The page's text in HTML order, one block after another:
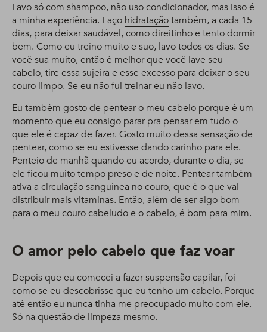
Lavo só com shampoo, não uso condicionador, mas isso é
a minha experiência. Faço hidrataçãotambém, a cada 15
dias, para deixar saudável, como direitinho e tento dormir
bem. Como eu treino muito e suo, lavo todos os dias. Se
você sua muito, então é melhor que você lave seu
cabelo, tire essa sujeira e esse excesso para deixar o seu
couro limpo. Se eu não fui treinar eu não lavo.
Eu também gosto de pentear o meu cabelo porque é um
momento que eu consigo parar pra pensar em tudo o
que ele é capaz de fazer. Gosto muito dessa sensação de
pentear, como se eu estivesse dando carinho para ele.
Penteio de manhã quando eu acordo, durante o dia, se
ele ficou muito tempo preso e de noite. Pentear também
ativa a circulação sanguínea no couro, que é o que vai
distribuir mais vitaminas. Então, além de ser algo bom
para o meu couro cabeludo e o cabelo, é bom para mim.
O amor pelo cabelo que faz voar
Depois que eu comecei a fazer suspensão capilar, foi
como se eu descobrisse que eu tenho um cabelo. Porque
até então eu nunca tinha me preocupado muito com ele.
Só na questão de limpeza mesmo.